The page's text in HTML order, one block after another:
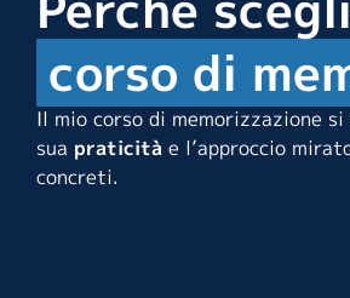
corso di
Il mio corso di memorizzazione
sua praticità e l’approccio
concreti.